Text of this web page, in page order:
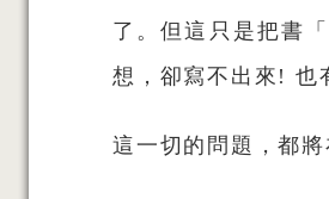
了。但這只是把書
想，卻寫不出來! 也
這一切的問題，都